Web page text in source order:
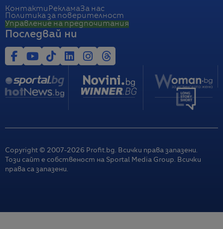
Контакти РекламаЗа нас
Политика за поверителност
Управление на предпочитания
Последвай ни
Copyright © 2007-2026 Profit.bg. Всички права запазени.
Този сайт е собственост на Sportal Media Group. Всички
права са запазени.